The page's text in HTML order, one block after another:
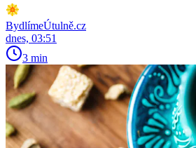
BydlímeÚtulně.cz
dnes, 03:51
3 min